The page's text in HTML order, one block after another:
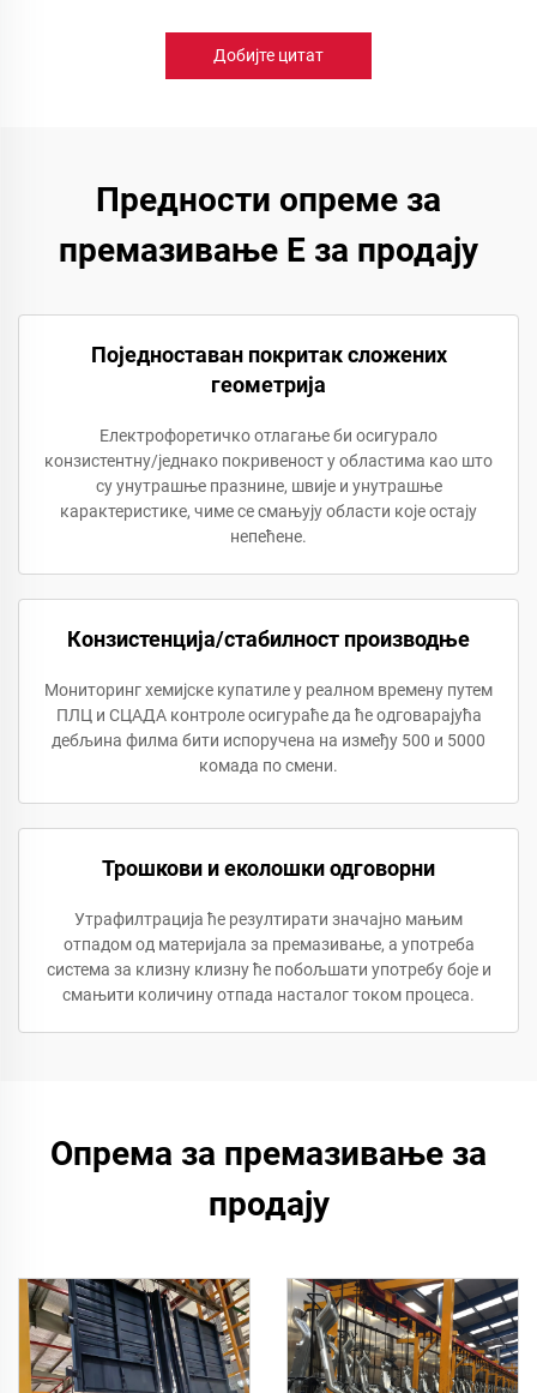
Добијте цитат
Предности опреме за
премазивање Е за продају
Поједноставан покритак сложених
геометрија
Електрофоретичко отлагање би осигурало
конзистентну/једнако покривеност у областима као што
су унутрашње празнине, швије и унутрашње
карактеристике, чиме се смањују области које остају
непећене.
Конзистенција/стабилност производње
Мониторинг хемијске купатиле у реалном времену путем
ПЛЦ и СЦАДА контроле осигураће да ће одговарајућа
дебљина филма бити испоручена на између 500 и 5000
комада по смени.
Трошкови и еколошки одговорни
Утрафилтрација ће резултирати значајно мањим
отпадом од материјала за премазивање, а употреба
система за клизну клизну ће побољшати употребу боје и
смањити количину отпада насталог током процеса.
Опрема за премазивање за
продају